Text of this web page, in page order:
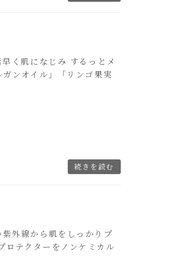
く肌になじみ するっとメ
ンオイル」「リンゴ果実
続きを読む
外線から肌をしっかりプ
テクターをノンケミカル